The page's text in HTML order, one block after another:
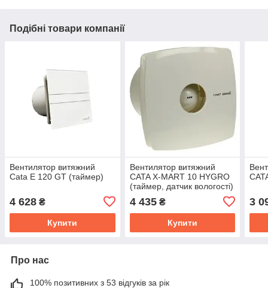
Подібні товари компанії
Вентилятор витяжний
Cata E 120 GT (таймер)
4 628 ₴
Купити
Вентилятор витяжний
CATA X-MART 10 HYGRO
(таймер, датчик вологості)
4 435₴
Купити
3
Про нас
100% позитивних з 53 відгуків за рік